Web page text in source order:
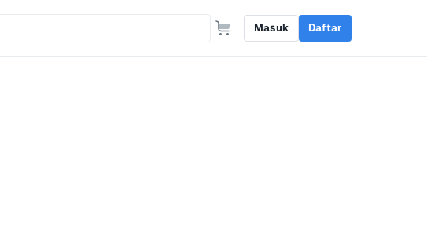
Masuk Daftar